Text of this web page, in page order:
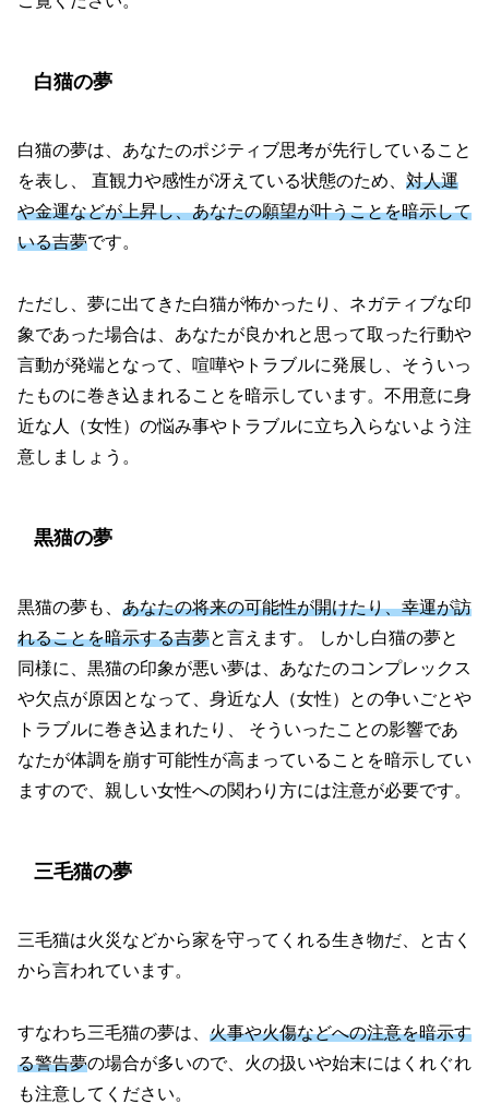
白猫の夢
白猫の夢は、あなたのポジティブ思考が先行していること
を表し、 直観力や感性が冴えている状態のため、 対人運
や金運などが上昇し、あなたの願望が叶うことを暗示して
いる吉夢です。
ただし、夢に出てきた白猫が怖かったり、ネガティブな印
象であった場合は、あなたが良かれと思って取った行動や
言動が発端となって、喧嘩やトラブルに発展し、そういっ
たものに巻き込まれることを暗示しています。不用意に身
近な人（女性）の悩み事やトラブルに立ち入らないよう注
意しましょう。
黒猫の夢
黒猫の夢も、 あなたの将来の可能性が開けたり、幸運が訪
れることを暗示する吉夢と言えます。 しかし白猫の夢と
同様に、黒猫の印象が悪い夢は、あなたのコンプレックス
や欠点が原因となって、身近な人（女性）との争いごとや
トラブルに巻き込まれたり、 そういったことの影響であ
なたが体調を崩す可能性が高まっていることを暗示してい
ますので、親しい女性への関わり方には注意が必要です。
三毛猫の夢
三毛猫は火災などから家を守ってくれる生き物だ、と古く
から言われています。
すなわち三毛猫の夢は、 火事や火傷などへの注意を暗示す
る警告夢の場合が多いので、火の扱いや始末にはくれぐれ
も注意してください。